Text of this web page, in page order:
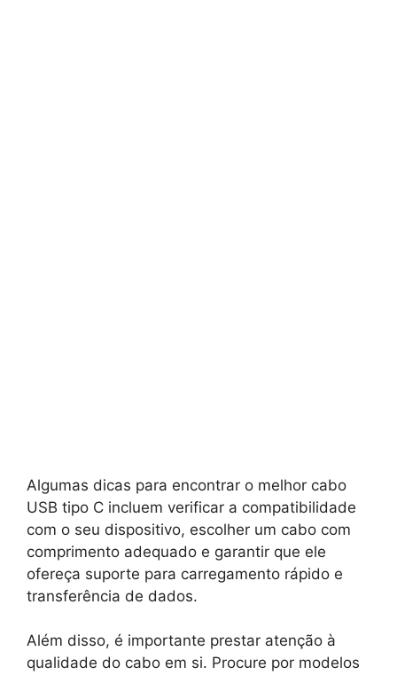
Algumas dicas para encontrar o melhor cabo
USB tipo C incluem verificar a compatibilidade
com o seu dispositivo, escolher um cabo com
comprimento adequado e garantir que ele
ofereça suporte para carregamento rápido e
transferência de dados.
Além disso, é importante prestar atenção à
qualidade do cabo em si. Procure por modelos